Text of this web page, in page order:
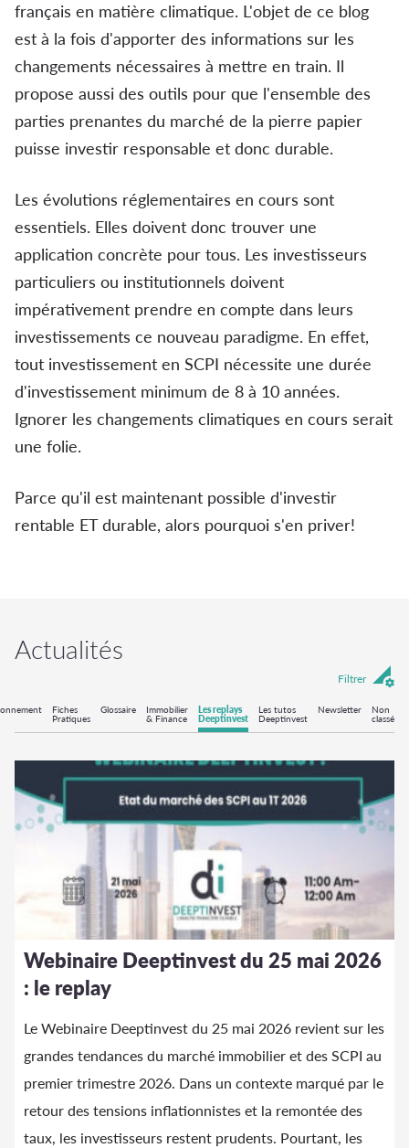
français en matière climatique. L'objet de ce blog
est à la fois d'apporter des informations sur les
changements nécessaires à mettre en train. Il
propose aussi des outils pour que l'ensemble des
parties prenantes du marché de la pierre papier
puisse investir responsable et donc durable.
Les évolutions réglementaires en cours sont
essentiels. Elles doivent donc trouver une
application concrète pour tous. Les investisseurs
particuliers ou institutionnels doivent
impérativement prendre en compte dans leurs
investissements ce nouveau paradigme. En effet,
tout investissement en SCPI nécessite une durée
d'investissement minimum de 8 à 10 années.
Ignorer les changements climatiques en cours serait
une folie.
Parce qu'il est maintenant possible d'investir
rentable ET durable, alors pourquoi s'en priver!
Actualités
Filtrer
Fiches
Pratiques
Glossaire
Immobilier
& Finance
Les replays
Deeptinvest
Les tutos
Deeptinvest
Newsletter
Non
classé
Webinaire Deeptinvest du 25 mai 2026
: le replay
Le Webinaire Deeptinvest du 25 mai 2026 revient sur les
grandes tendances du marché immobilier et des SCPI au
premier trimestre 2026. Dans un contexte marqué par le
retour des tensions inflationnistes et la remontée des
taux, les investisseurs restent prudents. Pourtant, les